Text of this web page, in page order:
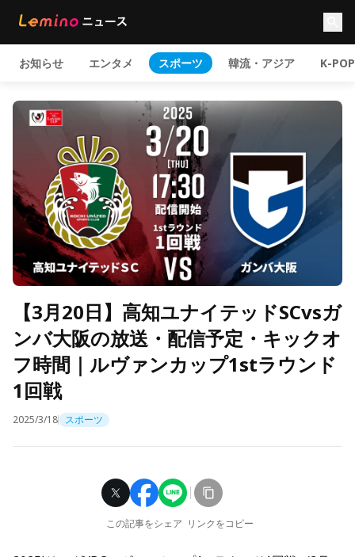
お知らせ エンタメ スポーツ 韓流・アジア K-POP
【3月20日】高知ユナイテッドSCvsガ
ンバ大阪の放送・配信予定・キックオ
フ時間｜ルヴァンカップ1stラウンド
1回戦
2025/3/18 スポーツ
この記事をシェア リンクをコピー